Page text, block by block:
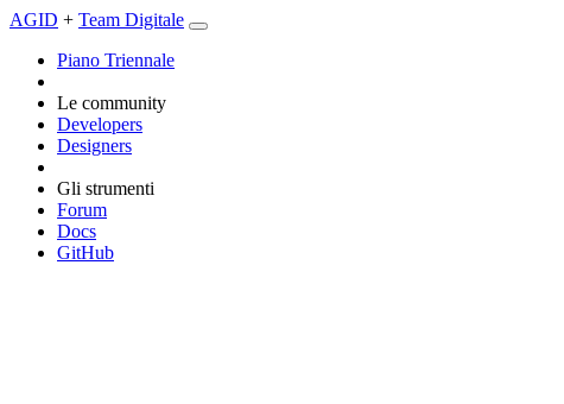
AGID + Team Digitale
Piano Triennale
Le community
Developers
Designers
Gli strumenti
Forum
Docs
GitHub